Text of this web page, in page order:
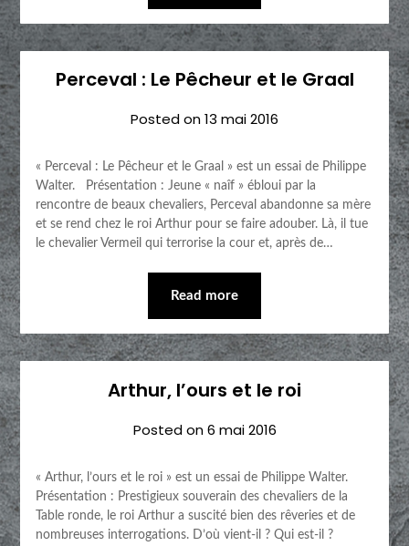
Perceval : Le Pêcheur et le Graal
Posted on13 mai 2016
« Perceval : Le Pêcheur et le Graal » est un essai de Philippe
Walter. Présentation : Jeune « naîf » ébloui par la
rencontre de beaux chevaliers, Perceval abandonne sa mère
et se rend chez le roi Arthur pour se faire adouber. Là, il tue
le chevalier Vermeil qui terrorise la cour et, après de…
Read more
Arthur, l’ours et le roi
Posted on6 mai 2016
« Arthur, l’ours et le roi » est un essai de Philippe Walter.
Présentation : Prestigieux souverain des chevaliers de la
Table ronde, le roi Arthur a suscité bien des rêveries et de
nombreuses interrogations. D’où vient-il ? Qui est-il ?